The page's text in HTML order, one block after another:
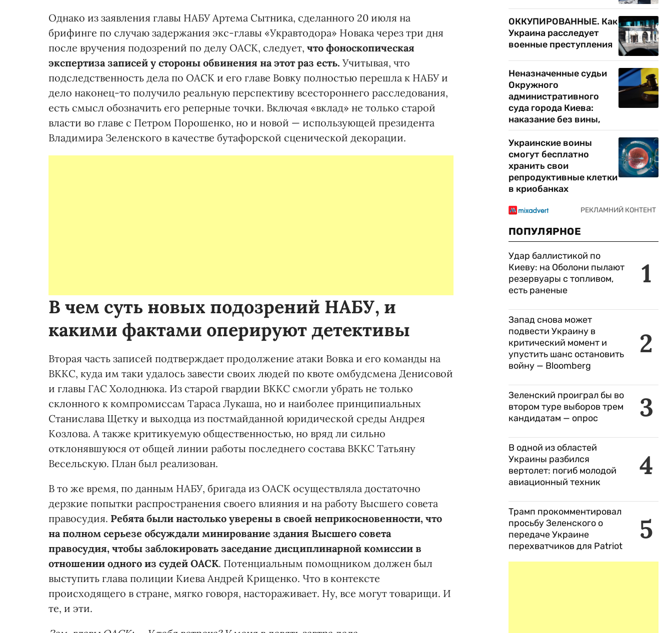
Однако из заявления главы НАБУ Артема Сытника, сделанного 20 июля на
брифинге по случаю задержания экс-главы «Укравтодора» Новака через три дня
после вручения подозрений по делу ОАСК, следует, что фоноскопическая
экспертиза записей у стороны обвинения на этот раз есть. Учитывая, что
подследственность дела по ОАСК и его главе Вовку полностью перешла к НАБУ и
дело наконец-то получило реальную перспективу всестороннего расследования,
есть смысл обозначить его реперные точки. Включая «вклад» не только старой
власти во главе с Петром Порошенко, но и новой — использующей президента
Владимира Зеленского в качестве бутафорской сценической декорации.
В чем суть новых подозрений НАБУ, и
какими фактами оперируют детективы
Вторая часть записей подтверждает продолжение атаки Вовка и его команды на
ВККС, куда им таки удалось завести своих людей по квоте омбудсмена Денисовой
и главы ГАС Холоднюка. Из старой гвардии ВККС смогли убрать не только
склонного к компромиссам Тараса Лукаша, но и наиболее принципиальных
Станислава Щетку и выходца из постмайданной юридической среды Андрея
Козлова. А также критикуемую общественностью, но вряд ли сильно
отклонявшуюся от общей линии работы последнего состава ВККС Татьяну
Весельскую. План был реализован.
В то же время, по данным НАБУ, бригада из ОАСК осуществляла достаточно
дерзкие попытки распространения своего влияния и на работу Высшего совета
правосудия. Ребята были настолько уверены в своей неприкосновенности, что
на полном серьезе обсуждали минирование здания Высшего совета
правосудия, чтобы заблокировать заседание дисциплинарной комиссии в
отношении одного из судей ОАСК. Потенциальным помощником должен был
выступить глава полиции Киева Андрей Крищенко. Что в контексте
происходящего в стране, мягко говоря, настораживает. Ну, все могут товарищи. И
те, и эти.
ОККУПИРОВАННЫЕ. Как
Украина расследует
военные преступления
Неназначенные судьи
Окружного
административного
суда города Киева:
наказание без вины,
Украинские воины
смогут бесплатно
хранить свои
репродуктивные клетки
в криобанках
ПОПУЛЯРНОЕ
1
Удар баллистикой по
Киеву: на Оболони пылают
резервуары с топливом,
есть раненые
2
Запад снова может
подвести Украину в
критический момент и
упустить шанс остановить
войну — Bloomberg
3
Зеленский проиграл бы во
втором туре выборов трем
кандидатам — опрос
4
В одной из областей
Украины разбился
вертолет: погиб молодой
авиационный техник
5
Трамп прокомментировал
просьбу Зеленского о
передаче Украине
перехватчиков для Patriot